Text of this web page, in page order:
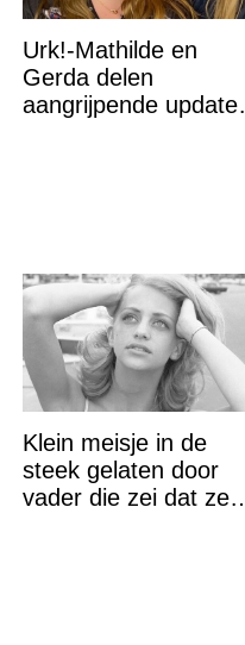
Urk!-Mathilde en
Gerda delen
aangrijpende update
Klein meisje in de
steek gelaten door
vader die zei dat ze